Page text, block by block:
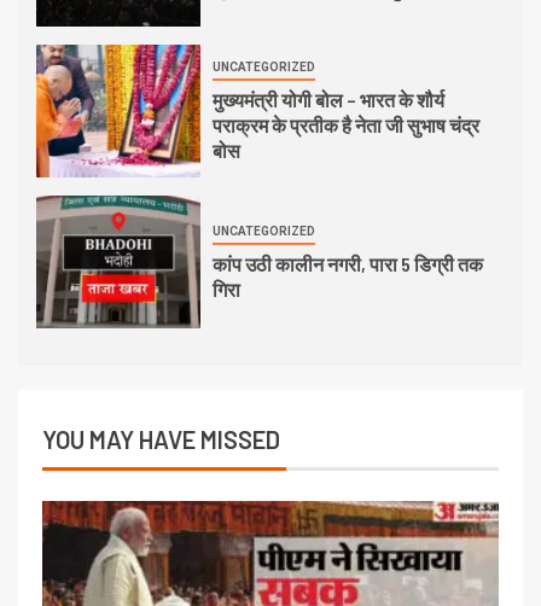
UNCATEGORIZED
मुख्यमंत्री योगी बोल – भारत के शौर्य
पराक्रम के प्रतीक है नेता जी सुभाष चंद्र
बोस
UNCATEGORIZED
कांप उठी कालीन नगरी, पारा 5 डिग्री तक
गिरा
YOU MAY HAVE MISSED